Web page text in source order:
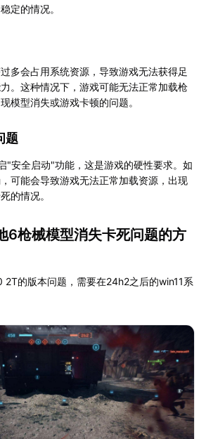
定的情况。
多会占用系统资源，导致游戏无法获得足
。这种情况下，游戏可能无法正常加载枪
模型消失或游戏卡顿的问题。
题
"安全启动"功能，这是游戏的硬性要求。如
可能会导致游戏无法正常加载资源，出现
的情况。
6枪械模型消失卡死问题的方
2T的版本问题，需要在24h2之后的win11系